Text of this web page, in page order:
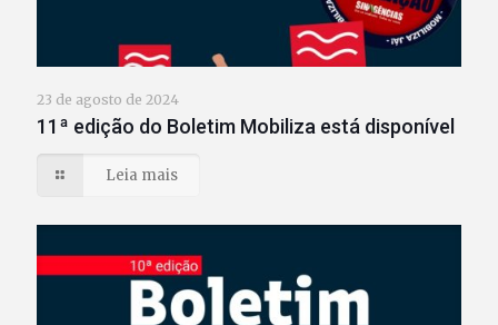
23 de agosto de 2024
11ª edição do Boletim Mobiliza está disponível
Leia mais